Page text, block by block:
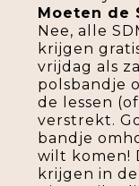
Moeten de
Nee, alle
krijgen
vrijdag als
polsbandje
de lessen
verstrekt.
bandje
wilt komen!
krijgen in